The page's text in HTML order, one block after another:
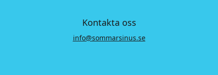
Kontakta oss
info@sommarsinus.se